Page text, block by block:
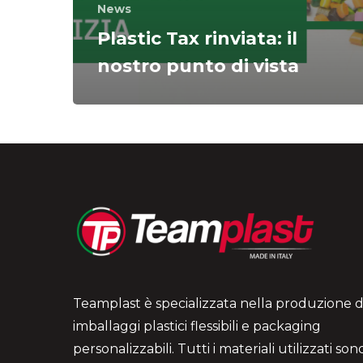
News
Plastic Tax rinviata: il
nostro punto di vista
Teamplast è specializzata nella produzione
imballaggi plastici flessibili e packaging
personalizzabili. Tutti i materiali utilizzati